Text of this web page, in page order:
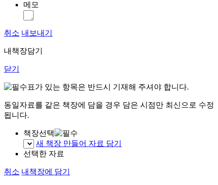
메모
취소 내보내기
내책장담기
닫기
표가 있는 항목은 반드시 기재해 주셔야 합니다.
동일자료를 같은 책장에 담을 경우 담은 시점만 최신으로 수정
됩니다.
책장선택
새 책장 만들어 자료 담기
선택한 자료
취소 내책장에 담기